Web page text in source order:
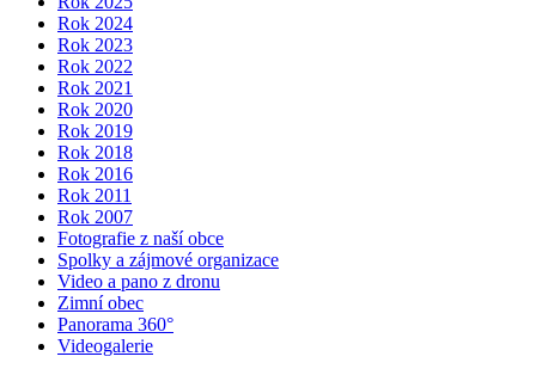
Rok 2024
Rok 2023
Rok 2022
Rok 2021
Rok 2020
Rok 2019
Rok 2018
Rok 2016
Rok 2011
Rok 2007
Fotografie z naší obce
Spolky a zájmové organizace
Video a pano z dronu
Zimní obec
Panorama 360°
Videogalerie